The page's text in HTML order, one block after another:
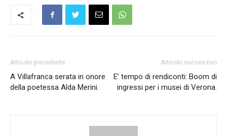
Articolo precedente
A Villafranca serata in onore
della poetessa Alda Merini.
Articolo successivo
E’ tempo di rendiconti: Boom di
ingressi per i musei di Verona.